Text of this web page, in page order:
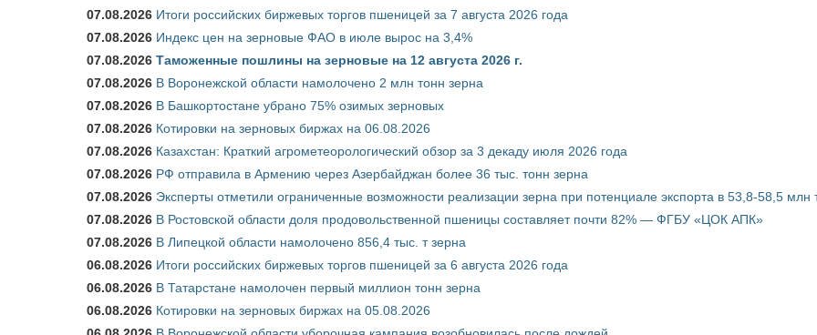
07.08.2026 Итоги российских биржевых торгов пшеницей за 7 августа 2026 года
07.08.2026 Индекс цен на зерновые ФАО в июле вырос на 3,4%
07.08.2026 Таможенные пошлины на зерновые на 12 августа 2026 г.
07.08.2026 В Воронежской области намолочено 2 млн тонн зерна
07.08.2026 В Башкортостане убрано 75% озимых зерновых
07.08.2026 Котировки на зерновых биржах на 06.08.2026
07.08.2026 Казахстан: Краткий агрометеорологический обзор за 3 декаду июля 2026 года
07.08.2026 РФ отправила в Армению через Азербайджан более 36 тыс. тонн зерна
07.08.2026 Эксперты отметили ограниченные возможности реализации зерна при потенциале экспорта в 53,8-58,5 млн
07.08.2026 В Ростовской области доля продовольственной пшеницы составляет почти 82% — ФГБУ «ЦОК АПК»
07.08.2026 В Липецкой области намолочено 856,4 тыс. т зерна
06.08.2026 Итоги российских биржевых торгов пшеницей за 6 августа 2026 года
06.08.2026 В Татарстане намолочен первый миллион тонн зерна
06.08.2026 Котировки на зерновых биржах на 05.08.2026